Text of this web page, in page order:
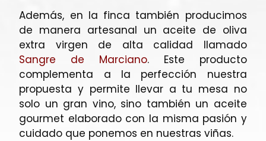
Además, en la finca también producimos
de manera artesanal un aceite de oliva
extra virgen de alta calidad llamado
Sangre de Marciano. Este producto
complementa a la perfección nuestra
propuesta y permite llevar a tu mesa no
solo un gran vino, sino también un aceite
gourmet elaborado con la misma pasión y
cuidado que ponemos en nuestras viñas.